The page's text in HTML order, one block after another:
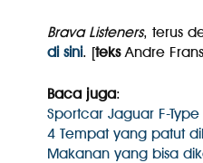
Brava Listeners, terus
di sini. [teksAndre
Baca juga:
Sportcar Jaguar F-
4 Tempat yang patut
Makanan yang bisa